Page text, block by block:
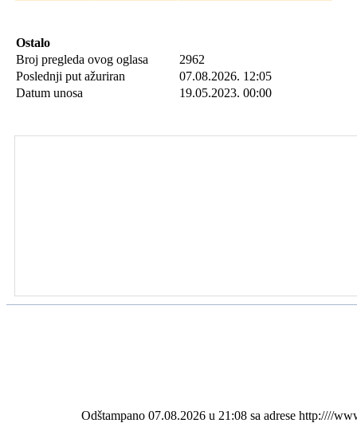
Ostalo
Broj pregleda ovog oglasa
2962
Poslednji put ažuriran
07.08.2026. 12:05
Datum unosa
19.05.2023. 00:00
Odštampano 07.08.2026 u 21:08 sa adrese http:////